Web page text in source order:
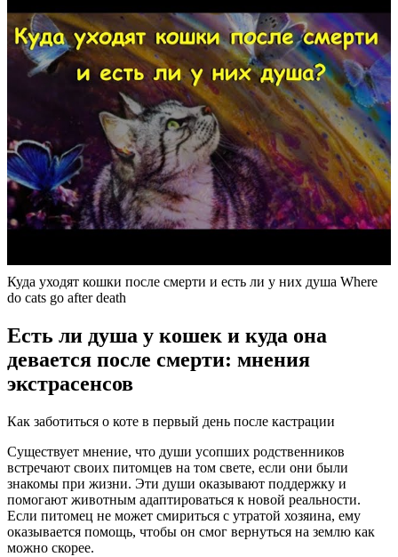
Куда уходят кошки после смерти и есть ли у них душа Where
do cats go after death
Есть ли душа у кошек и куда она
девается после смерти: мнения
экстрасенсов
Как заботиться о коте в первый день после кастрации
Существует мнение, что души усопших родственников
встречают своих питомцев на том свете, если они были
знакомы при жизни. Эти души оказывают поддержку и
помогают животным адаптироваться к новой реальности.
Если питомец не может смириться с утратой хозяина, ему
оказывается помощь, чтобы он смог вернуться на землю как
можно скорее.